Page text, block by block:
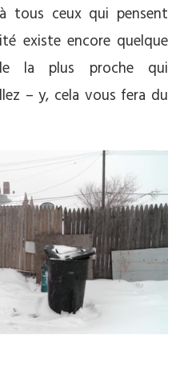
tous ceux qui pensent
existe encore quelque
la plus proche qui
– y, cela vous fera du